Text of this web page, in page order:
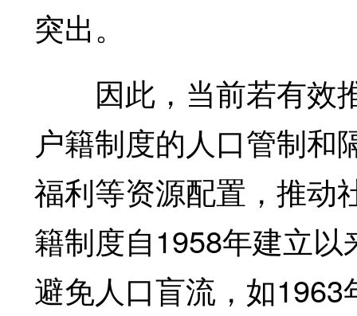
突出。
因此，当前若有效
户籍制度的人口管制和
福利等资源配置，推动
籍制度自1958年建立
避免人口盲流，如